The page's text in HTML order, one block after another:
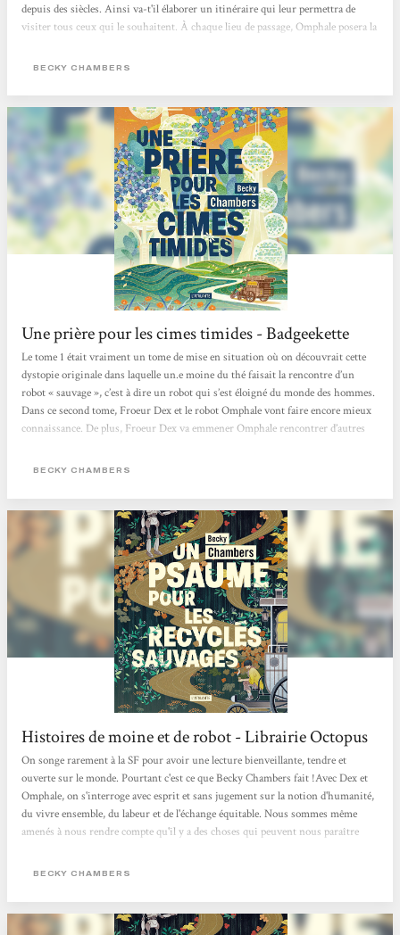
depuis des siècles. Ainsi va-t'il élaborer un itinéraire qui leur permettra de
visiter tous ceux qui le souhaitent. À chaque lieu de passage, Omphale posera la
toujours bienvenus en ce qu'ils permettront d'explorer d'autres aspects du
aventures du couple de personnages constitué à la fin d'Un psaume pour...
BECKY CHAMBERS
Une prière pour les cimes timides - Badgeekette
Le tome 1 était vraiment un tome de mise en situation où on découvrait cette
dystopie originale dans laquelle un.e moine du thé faisait la rencontre d’un
robot « sauvage », c’est à dire un robot qui s’est éloigné du monde des hommes.
Dans ce second tome, Froeur Dex et le robot Omphale vont faire encore mieux
connaissance. De plus, Froeur Dex va emmener Omphale rencontrer d’autres
ton est alternativement sérieux ou humoristique et j’ai vraiment apprécié les
BECKY CHAMBERS
Histoires de moine et de robot - Librairie Octopus
On songe rarement à la SF pour avoir une lecture bienveillante, tendre et
ouverte sur le monde. Pourtant c'est ce que Becky Chambers fait !Avec Dex et
Omphale, on s'interroge avec esprit et sans jugement sur la notion d'humanité,
du vivre ensemble, du labeur et de l'échange équitable. Nous sommes même
amenés à nous rendre compte qu'il y a des choses qui peuvent nous paraître
comprendre l'empathie nécessaire à la compréhension des gens qui nous
BECKY CHAMBERS